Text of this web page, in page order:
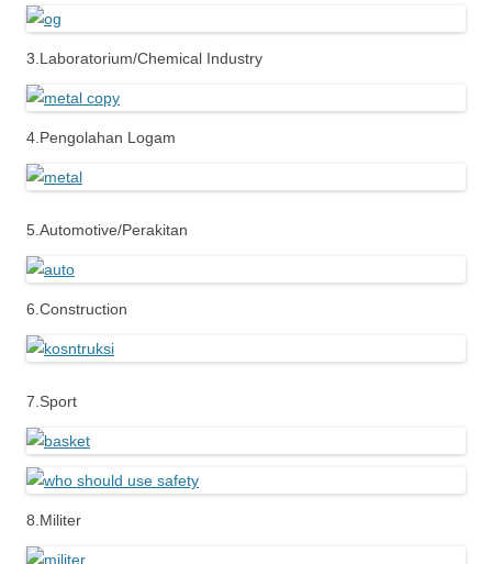
3.Laboratorium/Chemical Industry
4.Pengolahan Logam
5.Automotive/Perakitan
6.Construction
7.Sport
8.Militer